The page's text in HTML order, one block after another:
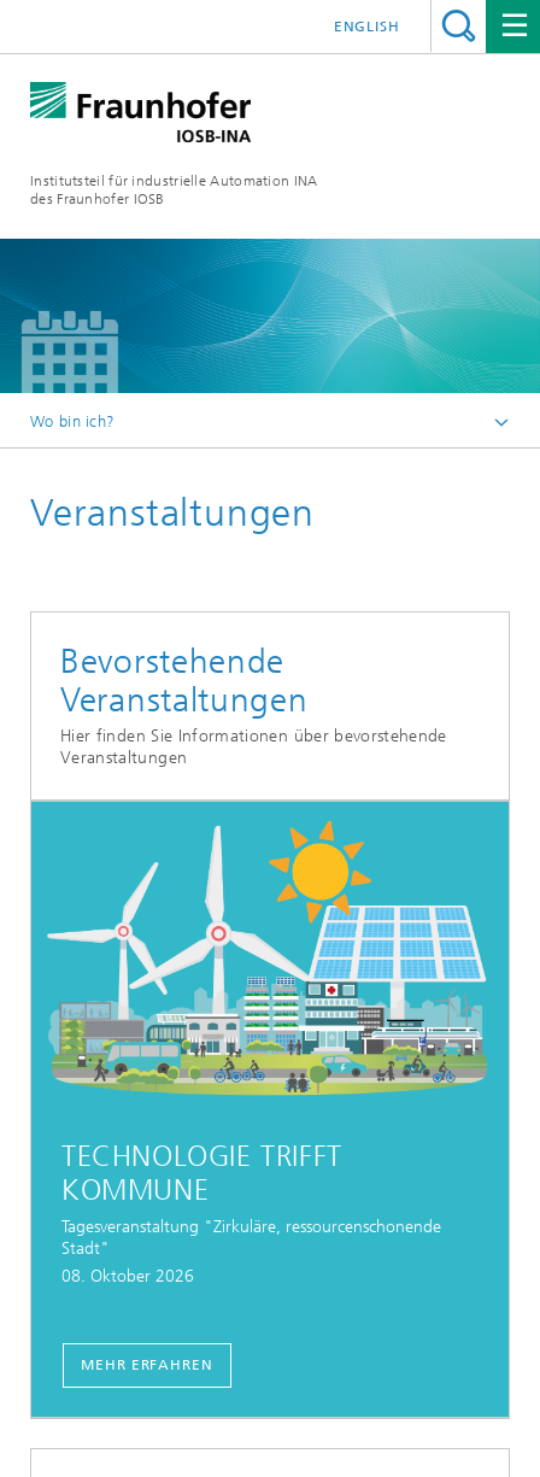
Institutsteil für industrielle Automation INA
des Fraunhofer IOSB
ENGLISH
Wo bin ich?
Veranstaltungen
Bevorstehende
Veranstaltungen
Hier finden Sie Informationen über bevorstehende
Veranstaltungen
TECHNOLOGIE TRIFFT
KOMMUNE
Tagesveranstaltung "Zirkuläre, ressourcenschonende
Stadt"
08. Oktober 2026
MEHR ERFAHREN